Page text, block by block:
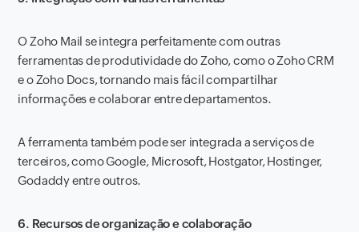
O Zoho Mail se integra perfeitamente com outras
ferramentas de produtividade do Zoho, como o Zoho CRM
e o Zoho Docs, tornando mais fácil compartilhar
informações e colaborar entre departamentos.
A ferramenta também pode ser integrada a serviços de
terceiros, como Google, Microsoft, Hostgator, Hostinger,
Godaddy entre outros.
6. Recursos de organização e colaboração